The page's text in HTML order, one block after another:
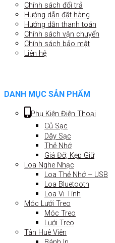
Chính sách đổi trả
Hướng dẫn đặt hàng
Hướng dẫn thanh toán
Chính sách vận chuyển
Chính sách bảo mật
Liên hệ
DANH MỤC SẢN PHẨM
Phụ Kiện Điện Thoại
Củ Sạc
Dây Sạc
Thẻ Nhớ
Giá Đỡ, Kẹp Giữ
Loa Nghe Nhạc
Loa Thẻ Nhớ – USB
Loa Bluetooth
Loa Vi Tính
Móc Lưới Treo
Móc Treo
Lưới Treo
Tân Huê Viên